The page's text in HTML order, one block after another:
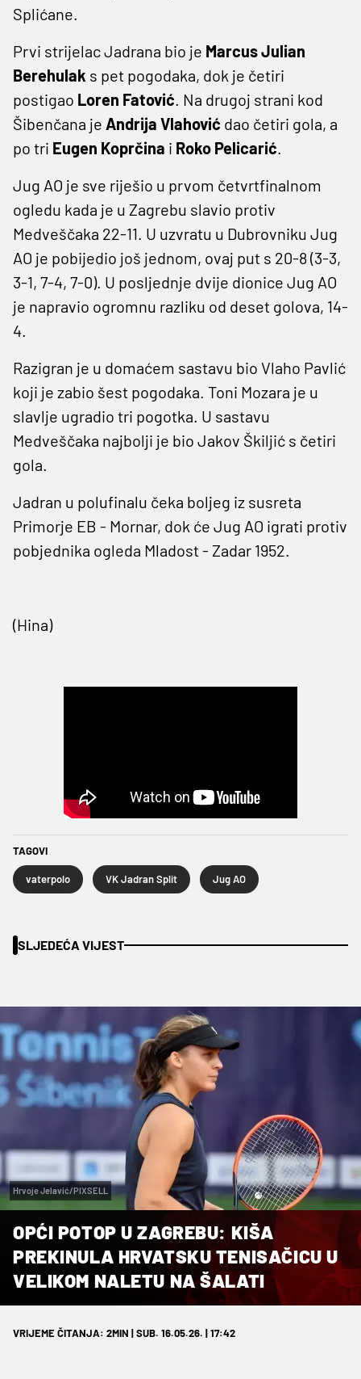
Splićane.
Prvi strijelac Jadrana bio je Marcus Julian
Berehulak s pet pogodaka, dok je četiri
postigao Loren Fatović. Na drugoj strani kod
Šibenčana je Andrija Vlahović dao četiri gola, a
po tri Eugen Koprčina i Roko Pelicarić.
Jug AO je sve riješio u prvom četvrtfinalnom
ogledu kada je u Zagrebu slavio protiv
Medveščaka 22-11. U uzvratu u Dubrovniku Jug
AO je pobijedio još jednom, ovaj put s 20-8 (3-3,
3-1, 7-4, 7-0). U posljednje dvije dionice Jug AO
je napravio ogromnu razliku od deset golova, 14-
4.
Razigran je u domaćem sastavu bio Vlaho Pavlić
koji je zabio šest pogodaka. Toni Mozara je u
slavlje ugradio tri pogotka. U sastavu
Medveščaka najbolji je bio Jakov Škiljić s četiri
gola.
Jadran u polufinalu čeka boljeg iz susreta
Primorje EB - Mornar, dok će Jug AO igrati protiv
pobjednika ogleda Mladost - Zadar 1952.
(Hina)
TAGOVI
vaterpolo VK Jadran Split Jug AO
SLJEDEĆA VIJEST
Hrvoje Jelavić/PIXSELL
OPĆI POTOP U ZAGREBU: KIŠA
PREKINULA HRVATSKU TENISAČICU U
VELIKOM NALETU NA ŠALATI
VRIJEME ČITANJA: 2MIN | SUB. 16.05.26. | 17:42